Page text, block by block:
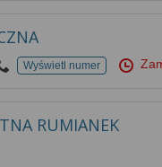
Wyświetl numer
RUMIANEK